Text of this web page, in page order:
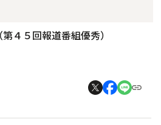
４５回報道番組優秀）